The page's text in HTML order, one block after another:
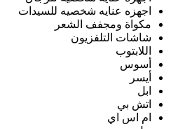
اجهزه عنايه شخصيه للسيدات
مكواة ومجفف الشعر
شاشات التلفزيون
اللابتوب
أسوس
أيسر
ابل
اتش بي
ام اس اي